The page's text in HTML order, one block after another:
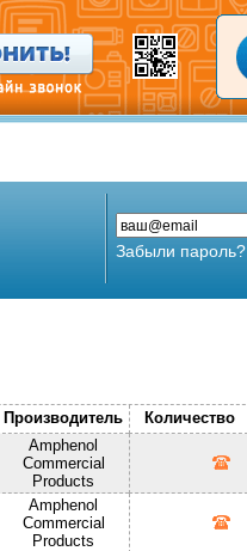
Забыли пароль?
Производитель Количество
Amphenol
Commercial
Products
Amphenol
Commercial
Products